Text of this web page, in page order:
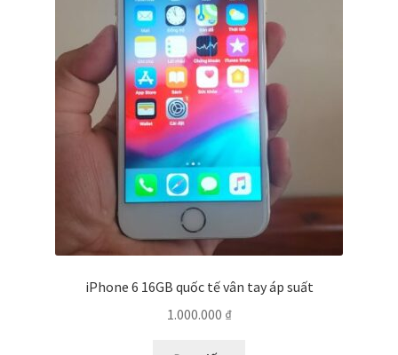
iPhone 6 16GB quốc tế vân tay áp suất
1.000.000 ₫